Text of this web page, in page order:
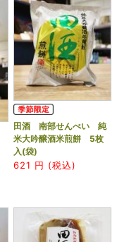
田酒 南部せんべい 純
米大吟醸酒米煎餅 5枚
入(袋)
621 円 (税込)